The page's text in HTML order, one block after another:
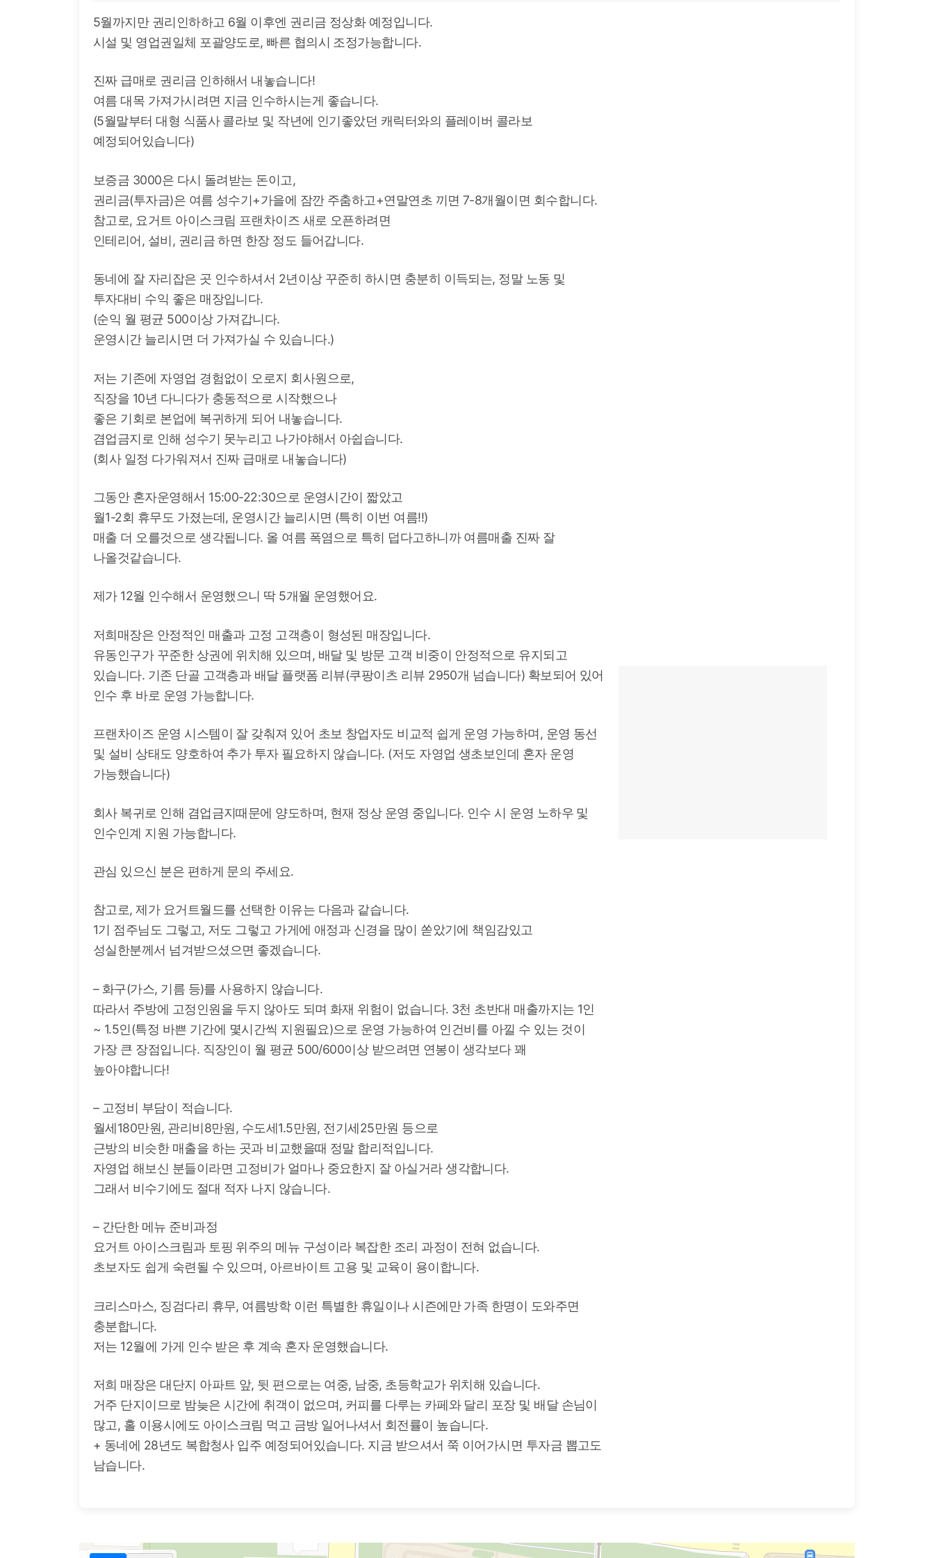
5월까지만 권리인하하고 6월 이후엔 권리금 정상화 예정입니다.
시설 및 영업권일체 포괄양도로, 빠른 협의시 조정가능합니다.
진짜 급매로 권리금 인하해서 내놓습니다!
여름 대목 가져가시려면 지금 인수하시는게 좋습니다.
(5월말부터 대형 식품사 콜라보 및 작년에 인기좋았던 캐릭터와의 플레이버 콜라보
예정되어있습니다)
보증금 3000은 다시 돌려받는 돈이고,
권리금(투자금)은 여름 성수기+가을에 잠깐 주춤하고+연말연초 끼면 7-8개월이면 회수합니다.
참고로, 요거트 아이스크림 프랜차이즈 새로 오픈하려면
인테리어, 설비, 권리금 하면 한장 정도 들어갑니다.
동네에 잘 자리잡은 곳 인수하셔서 2년이상 꾸준히 하시면 충분히 이득되는, 정말 노동 및
투자대비 수익 좋은 매장입니다.
(순익 월 평균 500이상 가져갑니다.
운영시간 늘리시면 더 가져가실 수 있습니다.)
저는 기존에 자영업 경험없이 오로지 회사원으로,
직장을 10년 다니다가 충동적으로 시작했으나
좋은 기회로 본업에 복귀하게 되어 내놓습니다.
겸업금지로 인해 성수기 못누리고 나가야해서 아쉽습니다.
(회사 일정 다가워져서 진짜 급매로 내놓습니다)
그동안 혼자운영해서 15:00-22:30으로 운영시간이 짧았고
월1-2회 휴무도 가졌는데, 운영시간 늘리시면 (특히 이번 여름!!)
매출 더 오를것으로 생각됩니다. 올 여름 폭염으로 특히 덥다고하니까 여름매출 진짜 잘
나올것같습니다.
제가 12월 인수해서 운영했으니 딱 5개월 운영했어요.
저희매장은 안정적인 매출과 고정 고객층이 형성된 매장입니다.
유동인구가 꾸준한 상권에 위치해 있으며, 배달 및 방문 고객 비중이 안정적으로 유지되고
있습니다. 기존 단골 고객층과 배달 플랫폼 리뷰(쿠팡이츠 리뷰 2950개 넘습니다) 확보되어 있어
인수 후 바로 운영 가능합니다.
프랜차이즈 운영 시스템이 잘 갖춰져 있어 초보 창업자도 비교적 쉽게 운영 가능하며, 운영 동선
및 설비 상태도 양호하여 추가 투자 필요하지 않습니다. (저도 자영업 생초보인데 혼자 운영
가능했습니다)
회사 복귀로 인해 겸업금지때문에 양도하며, 현재 정상 운영 중입니다. 인수 시 운영 노하우 및
인수인계 지원 가능합니다.
관심 있으신 분은 편하게 문의 주세요.
참고로, 제가 요거트월드를 선택한 이유는 다음과 같습니다.
1기 점주님도 그렇고, 저도 그렇고 가게에 애정과 신경을 많이 쏟았기에 책임감있고
성실한분께서 넘겨받으셨으면 좋겠습니다.
– 화구(가스, 기름 등)를 사용하지 않습니다.
따라서 주방에 고정인원을 두지 않아도 되며 화재 위험이 없습니다. 3천 초반대 매출까지는 1인
~ 1.5인(특정 바쁜 기간에 몇시간씩 지원필요)으로 운영 가능하여 인건비를 아낄 수 있는 것이
가장 큰 장점입니다. 직장인이 월 평균 500/600이상 받으려면 연봉이 생각보다 꽤
높아야합니다!
– 고정비 부담이 적습니다.
월세180만원, 관리비8만원, 수도세1.5만원, 전기세25만원 등으로
근방의 비슷한 매출을 하는 곳과 비교했을때 정말 합리적입니다.
자영업 해보신 분들이라면 고정비가 얼마나 중요한지 잘 아실거라 생각합니다.
그래서 비수기에도 절대 적자 나지 않습니다.
– 간단한 메뉴 준비과정
요거트 아이스크림과 토핑 위주의 메뉴 구성이라 복잡한 조리 과정이 전혀 없습니다.
초보자도 쉽게 숙련될 수 있으며, 아르바이트 고용 및 교육이 용이합니다.
크리스마스, 징검다리 휴무, 여름방학 이런 특별한 휴일이나 시즌에만 가족 한명이 도와주면
충분합니다.
저는 12월에 가게 인수 받은 후 계속 혼자 운영했습니다.
저희 매장은 대단지 아파트 앞, 뒷 편으로는 여중, 남중, 초등학교가 위치해 있습니다.
거주 단지이므로 밤늦은 시간에 취객이 없으며, 커피를 다루는 카페와 달리 포장 및 배달 손님이
많고, 홀 이용시에도 아이스크림 먹고 금방 일어나셔서 회전률이 높습니다.
+ 동네에 28년도 복합청사 입주 예정되어있습니다. 지금 받으셔서 쭉 이어가시면 투자금 뽑고도
남습니다.